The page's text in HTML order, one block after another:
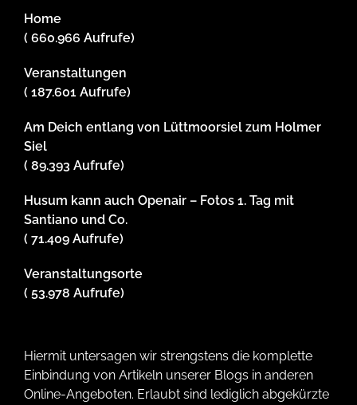
Home
( 660.966 Aufrufe)
Veranstaltungen
( 187.601 Aufrufe)
Am Deich entlang von Lüttmoorsiel zum Holmer
Siel
( 89.393 Aufrufe)
Husum kann auch Openair – Fotos 1. Tag mit
Santiano und Co.
( 71.409 Aufrufe)
Veranstaltungsorte
( 53.978 Aufrufe)
Hiermit untersagen wir strengstens die komplette
Einbindung von Artikeln unserer Blogs in anderen
Online-Angeboten. Erlaubt sind lediglich abgekürzte